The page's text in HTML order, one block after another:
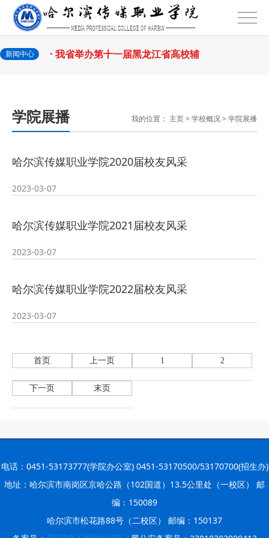
新闻中心
话 2026-07-31
· 省教育厅举行树立和践行正确政绩
观学习教育 2026-07-31
· 我省举办第十一届黑龙江省高校辅
院党委 2026-07-27
· 黑龙江省高校在第六届全国高校教
师教学创新 2026-07-25
· 教育部2026年“宏志助航计划”师资
培训 2026-07-24
· 凝心聚力绘蓝图 踔厉奋进启新程
—— 哈 2026-07-24
· 锚定目标谋新篇 巾帼聚力启新程
话 2026-07-31
· 省教育厅举行树立和践行正确政绩
院党委 2026-07-27
· 黑龙江省高校在第六届全国高校教
师教学创新 2026-07-25
· 教育部2026年“宏志助航计划”师资
学院展播 我的位置： 主页> 学校概况> 学院展播
哈尔滨传媒职业学院2020届校友风采
2023-03-07
哈尔滨传媒职业学院2021届校友风采
2023-03-07
哈尔滨传媒职业学院2022届校友风采
2023-03-07
首页 上一页 1 2
下一页 末页
电话：0451-53173777(学院办公室) 0451-53170500/53170700(招生办)
地址：哈尔滨市南岗区京哈公路（102国道）13.5公里处（一校区） 邮
编：150089
哈尔滨市松花路88号（二校区） 邮编：150137